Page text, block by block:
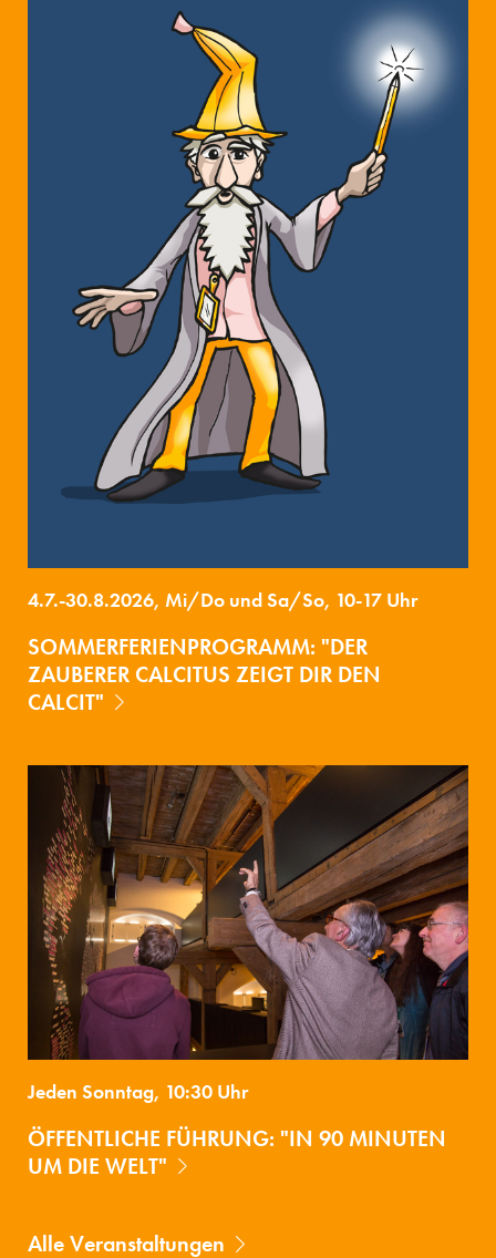
4.7.-30.8.2026, Mi/Do und Sa/So, 10-17 Uhr
SOMMERFERIENPROGRAMM: "DER
ZAUBERER CALCITUS ZEIGT DIR DEN
CALCIT"
Jeden Sonntag, 10:30 Uhr
ÖFFENTLICHE FÜHRUNG: "IN 90 MINUTEN
UM DIE WELT"
Alle Veranstaltungen